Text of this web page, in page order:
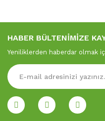
HABER BÜLTENİMİZE
Yeniliklerden haberdar olmak